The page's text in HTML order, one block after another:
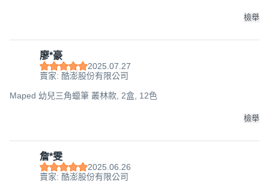
檢舉
廖*豪
2025.07.27
賣家: 酷澎股份有限公司
Maped 幼兒三角蠟筆 叢林款, 2盒, 12色
檢舉
詹*雯
2025.06.26
賣家: 酷澎股份有限公司